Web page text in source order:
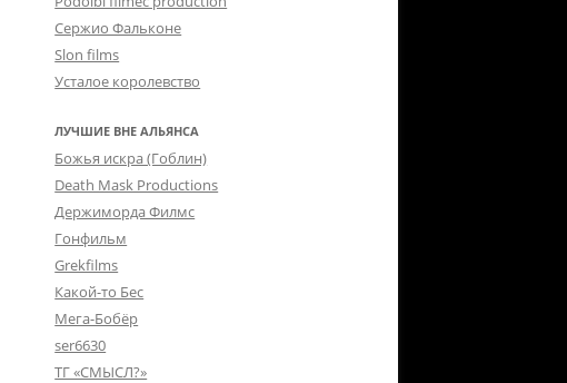
Сержио Фальконе
Slon films
Усталое королевство
ЛУЧШИЕ ВНЕ АЛЬЯНСА
Божья искра (Гоблин)
Death Mask Productions
Держиморда Филмс
Гонфильм
Grekfilms
Какой-то Бес
Мега-Бобёр
ser6630
ТГ «СМЫСЛ?»